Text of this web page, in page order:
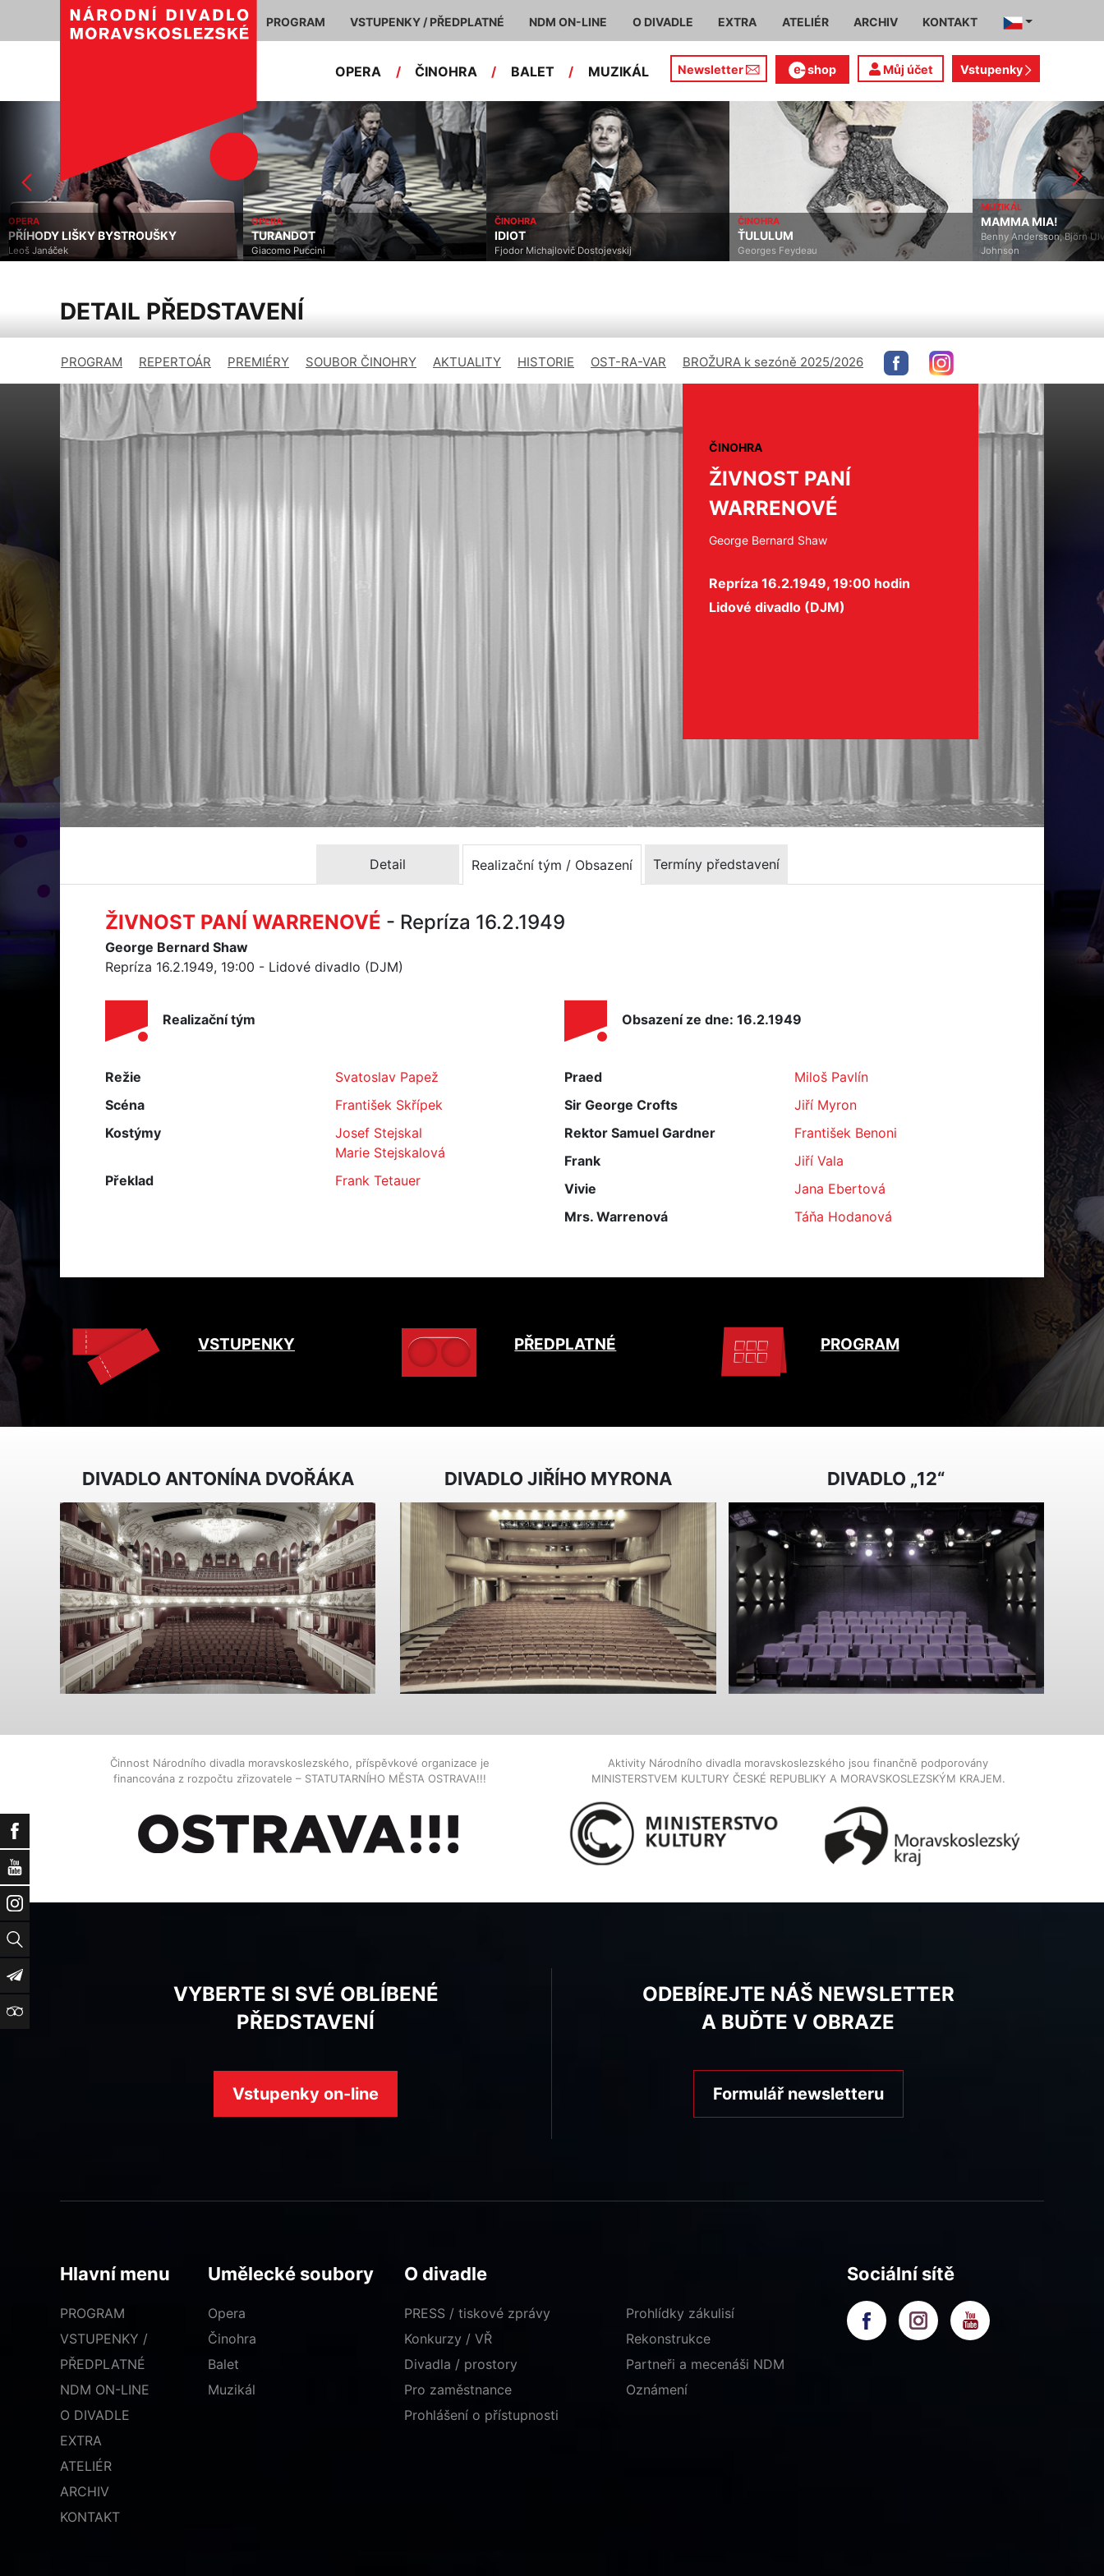
Facebook
YouTube
Instagram
Vyhledat
Newsletter
TripAdvisor
PROGRAM VSTUPENKY / PŘEDPLATNÉ NDM ON-LINE O DIVADLE EXTRA ATELIÉR ARCHIV KONTAKT
OPERA / ČINOHRA / BALET / MUZIKÁL Newsletter shop Můj účet Vstupenky
OPERA
PŘÍHODY LIŠKY BYSTROUŠKY
Leoš Janáček
OPERA
TURANDOT
Giacomo Puccini
ČINOHRA
IDIOT
Fjodor Michajlovič Dostojevskij
ČINOHRA
ŤULULUM
Georges Feydeau
MUZIKÁL
MAMMA MIA!
Benny Andersson, Björn
Johnson
DETAIL PŘEDSTAVENÍ
PROGRAM REPERTOÁR PREMIÉRY SOUBOR ČINOHRY AKTUALITY HISTORIE OST-RA-VAR BROŽURA k sezóně 2025/2026
ČINOHRA
ŽIVNOST PANÍ
WARRENOVÉ
George Bernard Shaw
Repríza 16.2.1949, 19:00 hodin
Lidové divadlo (DJM)
Detail Realizační tým / Obsazení Termíny představení
ŽIVNOST PANÍ WARRENOVÉ - Repríza 16.2.1949
George Bernard Shaw
Repríza 16.2.1949, 19:00 - Lidové divadlo (DJM)
Realizační tým
Režie
Svatoslav Papež
Scéna
František Skřípek
Kostýmy
Josef Stejskal
Marie Stejskalová
Překlad
Frank Tetauer
Obsazení ze dne: 16.2.1949
Praed
Miloš Pavlín
Sir George Crofts
Jiří Myron
Rektor Samuel Gardner
František Benoni
Frank
Jiří Vala
Vivie
Jana Ebertová
Mrs. Warrenová
Táňa Hodanová
VSTUPENKY PŘEDPLATNÉ PROGRAM
DIVADLO ANTONÍNA DVOŘÁKA DIVADLO JIŘÍHO MYRONA DIVADLO „12“
Činnost Národního divadla moravskoslezského, příspěvkové organizace je
financována z rozpočtu zřizovatele – STATUTARNÍHO MĚSTA OSTRAVA!!!
Aktivity Národního divadla moravskoslezského jsou finančně podporovány
MINISTERSTVEM KULTURY ČESKÉ REPUBLIKY A MORAVSKOSLEZSKÝM KRAJEM.
VYBERTE SI SVÉ OBLÍBENÉ
PŘEDSTAVENÍ
Vstupenky on-line
ODEBÍREJTE NÁŠ NEWSLETTER
A BUĎTE V OBRAZE
Formulář newsletteru
Hlavní menu
PROGRAM
VSTUPENKY /
PŘEDPLATNÉ
NDM ON-LINE
O DIVADLE
EXTRA
ATELIÉR
ARCHIV
KONTAKT
Umělecké soubory
Opera
Činohra
Balet
Muzikál
O divadle
PRESS / tiskové zprávy
Konkurzy / VŘ
Divadla / prostory
Prohlídky zákulisí
Rekonstrukce
Partneři a mecenáši NDM
Pro zaměstnance
Oznámení
Prohlášení o přístupnosti
Sociální sítě